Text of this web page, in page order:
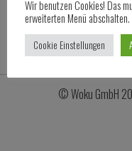
© Woku GmbH
Wir benutzen Cookies! Das
erweiterten Menü abschalten.
Cookie Einstellungen